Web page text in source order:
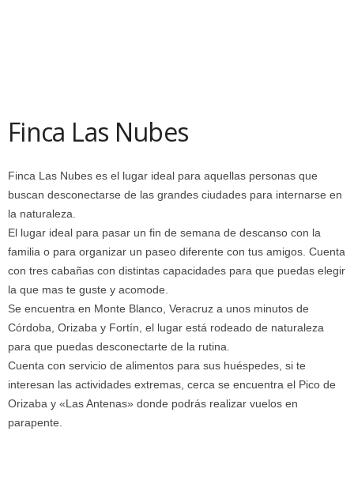
Finca Las Nubes
Finca Las Nubes es el lugar ideal para aquellas personas que
buscan desconectarse de las grandes ciudades para internarse en
la naturaleza.
El lugar ideal para pasar un fin de semana de descanso con la
familia o para organizar un paseo diferente con tus amigos. Cuenta
con tres cabañas con distintas capacidades para que puedas elegir
la que mas te guste y acomode.
Se encuentra en Monte Blanco, Veracruz a unos minutos de
Córdoba, Orizaba y Fortín, el lugar está rodeado de naturaleza
para que puedas desconectarte de la rutina.
Cuenta con servicio de alimentos para sus huéspedes, si te
interesan las actividades extremas, cerca se encuentra el Pico de
Orizaba y «Las Antenas» donde podrás realizar vuelos en
parapente.